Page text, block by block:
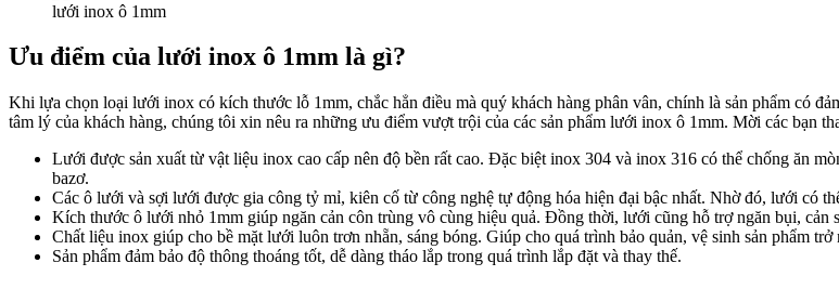
lưới inox ô 1mm
Ưu điểm của lưới inox ô 1mm là gì?
Khi lựa chọn loại lưới inox có kích thước lỗ 1mm, chắc hẳn điều mà quý khách hàng phân vân, chính là sản phẩm có
tâm lý của khách hàng, chúng tôi xin nêu ra những ưu điểm vượt trội của các sản phẩm lưới inox ô 1mm. Mời các bạn
Lưới được sản xuất từ vật liệu inox cao cấp nên độ bền rất cao. Đặc biệt inox 304 và inox 316 có thể chống ăn
bazơ.
Các ô lưới và sợi lưới được gia công tỷ mỉ, kiên cố từ công nghệ tự động hóa hiện đại bậc nhất. Nhờ đó, lưới có
Kích thước ô lưới nhỏ 1mm giúp ngăn cản côn trùng vô cùng hiệu quả. Đồng thời, lưới cũng hỗ trợ ngăn bụi, cản
Chất liệu inox giúp cho bề mặt lưới luôn trơn nhẵn, sáng bóng. Giúp cho quá trình bảo quản, vệ sinh sản phẩm trở
Sản phẩm đảm bảo độ thông thoáng tốt, dễ dàng tháo lắp trong quá trình lắp đặt và thay thế.